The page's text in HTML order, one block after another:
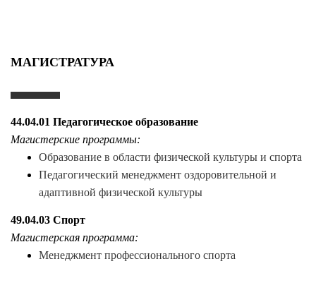
МАГИСТРАТУРА
44.04.01 Педагогическое образование
Магистерские программы:
Образование в области физической культуры и спорта
Педагогический менеджмент оздоровительной и
адаптивной физической культуры
49.04.03 Спорт
Магистерская программа:
Менеджмент профессионального спорта